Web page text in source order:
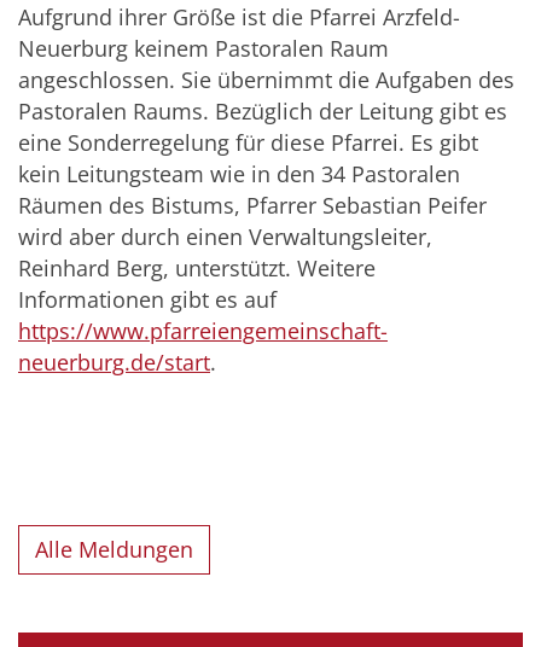
Aufgrund ihrer Größe ist die Pfarrei Arzfeld-
Neuerburg keinem Pastoralen Raum
angeschlossen. Sie übernimmt die Aufgaben des
Pastoralen Raums. Bezüglich der Leitung gibt es
eine Sonderregelung für diese Pfarrei. Es gibt
kein Leitungsteam wie in den 34 Pastoralen
Räumen des Bistums, Pfarrer Sebastian Peifer
wird aber durch einen Verwaltungsleiter,
Reinhard Berg, unterstützt. Weitere
Informationen gibt es auf
https://www.pfarreiengemeinschaft-
neuerburg.de/start.
Alle Meldungen